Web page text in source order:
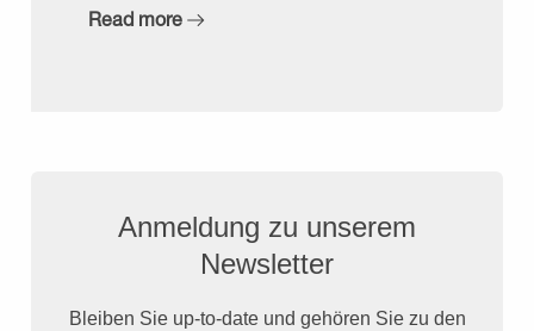
Read more
Anmeldung zu unserem
Newsletter
Bleiben Sie up-to-date und gehören Sie zu den